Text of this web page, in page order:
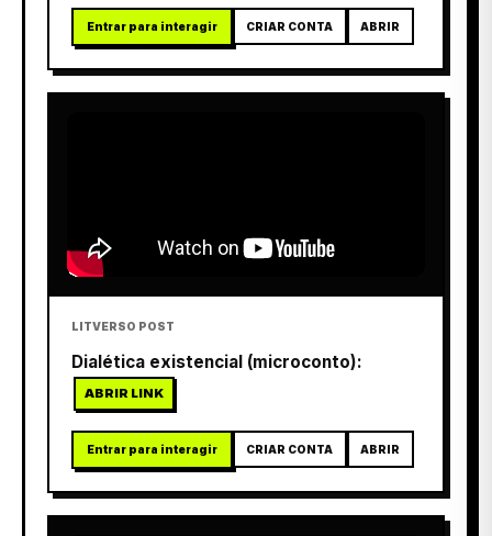
Entrar para interagir CRIAR CONTA ABRIR
LITVERSO POST
Dialética existencial (microconto):
ABRIR LINK
Entrar para interagir CRIAR CONTA ABRIR